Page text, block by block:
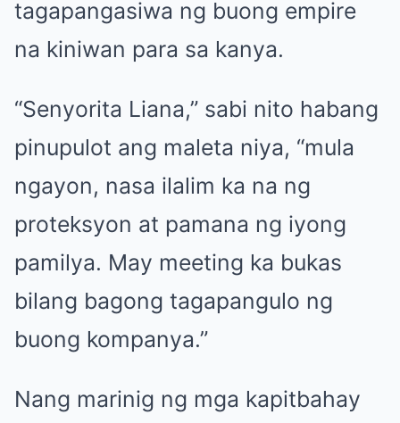
tagapangasiwa ng buong empire
na kiniwan para sa kanya.
“Senyorita Liana,” sabi nito habang
pinupulot ang maleta niya, “mula
ngayon, nasa ilalim ka na ng
proteksyon at pamana ng iyong
pamilya. May meeting ka bukas
bilang bagong tagapangulo ng
buong kompanya.”
Nang marinig ng mga kapitbahay